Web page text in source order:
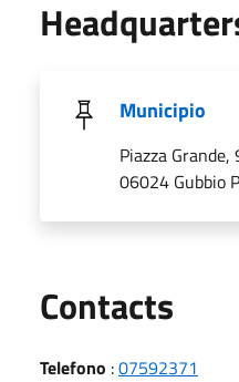
Municipio
Piazza Grande,
06024 Gubbio
Contacts
Telefono :07592371